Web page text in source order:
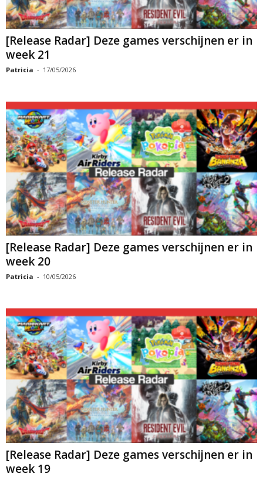
[Release Radar] Deze games verschijnen er in
week 21
Patricia - 17/05/2026
[Release Radar] Deze games verschijnen er in
week 20
Patricia - 10/05/2026
[Release Radar] Deze games verschijnen er in
week 19